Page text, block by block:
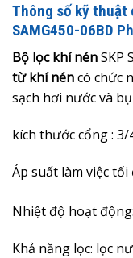
Thông số kỹ thuật
SAMG450-06BD
Bộ lọc khí nénSKP
từ khí néncó chức
sạch hơi nước và
kích thước cổng : 3/
Áp suất làm việc tối
Nhiệt độ hoạt
Khả năng lọc: lọc